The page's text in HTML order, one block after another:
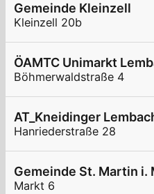
Gemeinde Kleinzell
Kleinzell 20b
ÖAMTC Unimarkt
Böhmerwaldstraße 4
AT_Kneidinger
Hanriederstraße 28
Gemeinde St. Martin i.
Markt 6